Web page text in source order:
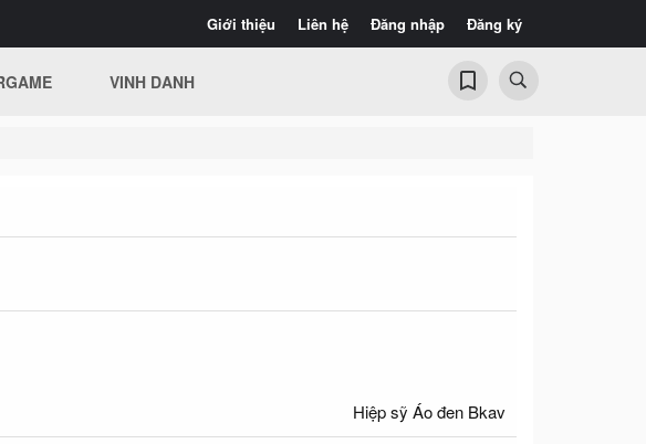
Giới thiệu Liên hệ Đăng nhập Đăng ký
VINH DANH
Hiệp sỹ Áo đen Bkav​